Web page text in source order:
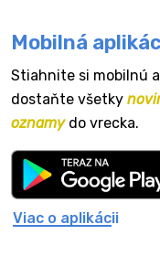
Mobilná
Stiahnite si mobilnú
dostaňte všetky
oznamydo vrecka.
Viac o aplikácii